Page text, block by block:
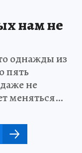
нам не
однажды из
пять
не
меняться…